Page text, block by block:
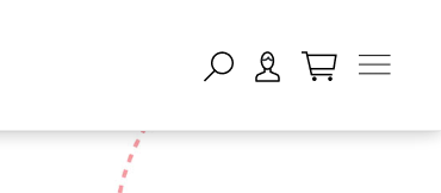
öffnen - keine